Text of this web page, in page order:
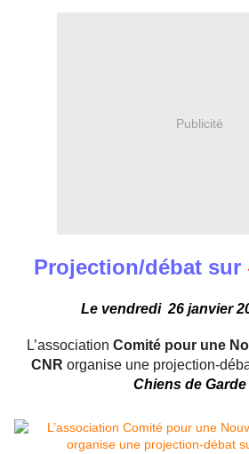
Publicité
Projection/débat sur
Le vendredi 26 janvier
L’association Comité pour une
CNR organise une projection-
Chiens de Garde